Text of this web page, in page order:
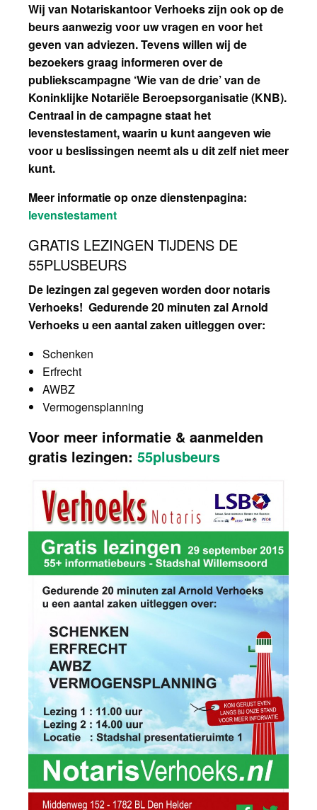
Wij van Notariskantoor Verhoeks zijn ook op de
beurs aanwezig voor uw vragen en voor het
geven van adviezen. Tevens willen wij de
bezoekers graag informeren over de
publiekscampagne ‘Wie van de drie’ van de
Koninklijke Notariële Beroepsorganisatie (KNB).
Centraal in de campagne staat het
levenstestament, waarin u kunt aangeven wie
voor u beslissingen neemt als u dit zelf niet meer
kunt.
Meer informatie op onze dienstenpagina:
levenstestament
GRATIS LEZINGEN TIJDENS DE
55PLUSBEURS
De lezingen zal gegeven worden door notaris
Verhoeks! Gedurende 20 minuten zal Arnold
Verhoeks u een aantal zaken uitleggen over:
Schenken
Erfrecht
AWBZ
Vermogensplanning
Voor meer informatie & aanmelden
gratis lezingen: 55plusbeurs